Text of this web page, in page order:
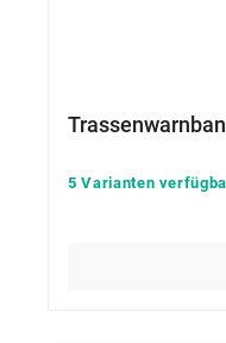
5 Varianten